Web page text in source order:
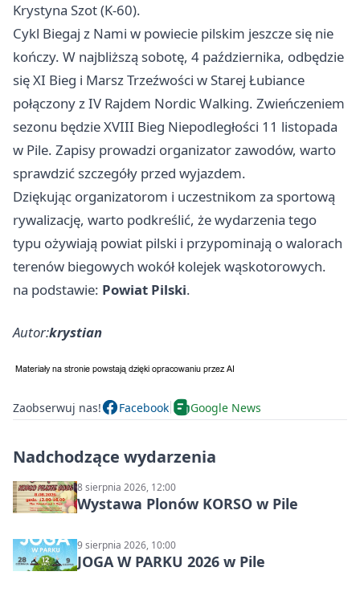
Krystyna Szot (K-60).
Cykl Biegaj z Nami w powiecie pilskim jeszcze się nie
kończy. W najbliższą sobotę, 4 października, odbędzie
się XI Bieg i Marsz Trzeźwości w Starej Łubiance
połączony z IV Rajdem Nordic Walking. Zwieńczeniem
sezonu będzie XVIII Bieg Niepodległości 11 listopada
w Pile. Zapisy prowadzi organizator zawodów, warto
sprawdzić szczegóły przed wyjazdem.
Dziękując organizatorom i uczestnikom za sportową
rywalizację, warto podkreślić, że wydarzenia tego
typu ożywiają powiat pilski i przypominają o walorach
terenów biegowych wokół kolejek wąskotorowych.
na podstawie: Powiat Pilski.
Autor:krystian
Zaobserwuj nas! Facebook Google News
Nadchodzące wydarzenia
8 sierpnia 2026, 12:00
Wystawa Plonów KORSO w Pile
9 sierpnia 2026, 10:00
JOGA W PARKU 2026 w Pile